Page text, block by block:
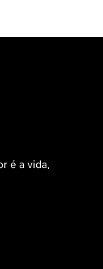
é a vida.